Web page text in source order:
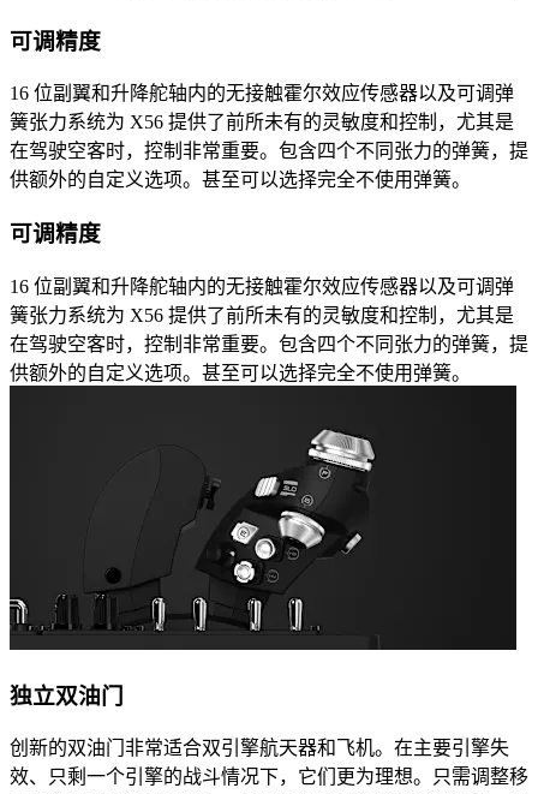
可调精度
16 位副翼和升降舵轴内的无接触霍尔效应传感器以及可调弹
簧张力系统为 X56 提供了前所未有的灵敏度和控制，尤其是
在驾驶空客时，控制非常重要。包含四个不同张力的弹簧，提
供额外的自定义选项。甚至可以选择完全不使用弹簧。
可调精度
16 位副翼和升降舵轴内的无接触霍尔效应传感器以及可调弹
簧张力系统为 X56 提供了前所未有的灵敏度和控制，尤其是
在驾驶空客时，控制非常重要。包含四个不同张力的弹簧，提
供额外的自定义选项。甚至可以选择完全不使用弹簧。
独立双油门
创新的双油门非常适合双引擎航天器和飞机。在主要引擎失
效、只剩一个引擎的战斗情况下，它们更为理想。只需调整移